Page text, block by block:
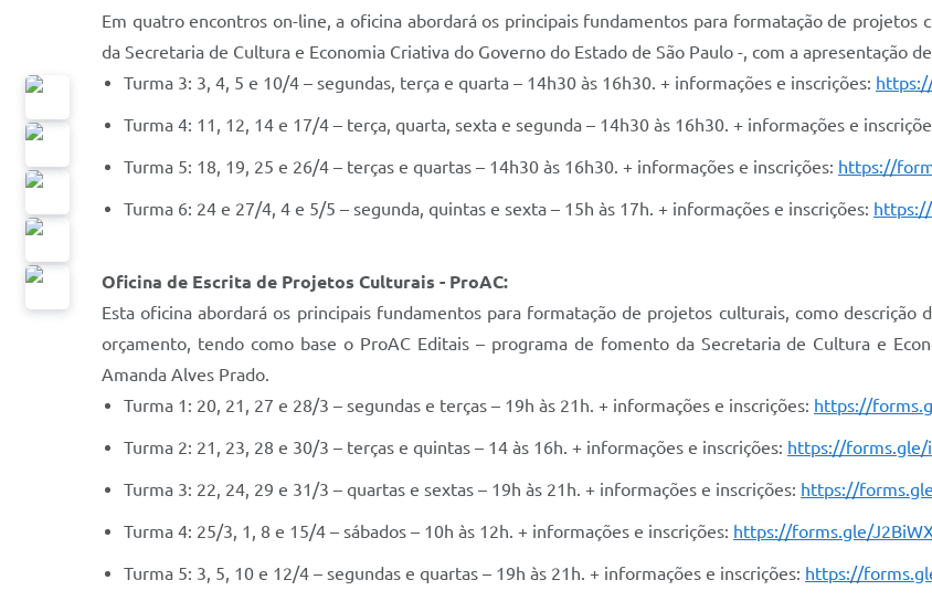
Em quatro encontros on-line, a oficina abordará os principais fundamentos para formatação de
da Secretaria de Cultura e Economia Criativa do Governo do Estado de São Paulo -, com a apresentação
Turma 3: 3, 4, 5 e 10/4 – segundas, terça e quarta – 14h30 às 16h30. + informações e inscrições:
Turma 4: 11, 12, 14 e 17/4 – terça, quarta, sexta e segunda – 14h30 às 16h30. + informações e
Turma 5: 18, 19, 25 e 26/4 – terças e quartas – 14h30 às 16h30. + informações e inscrições: https://
Turma 6: 24 e 27/4, 4 e 5/5 – segunda, quintas e sexta – 15h às 17h. + informações e inscrições:
Oficina de Escrita de Projetos Culturais - ProAC:
Esta oficina abordará os principais fundamentos para formatação de projetos culturais, como
orçamento, tendo como base o ProAC Editais – programa de fomento da Secretaria de Cultura e
Amanda Alves Prado.
Turma 1: 20, 21, 27 e 28/3 – segundas e terças – 19h às 21h. + informações e inscrições: https://
Turma 2: 21, 23, 28 e 30/3 – terças e quintas – 14 às 16h. + informações e inscrições: https://forms.gle/
Turma 3: 22, 24, 29 e 31/3 – quartas e sextas – 19h às 21h. + informações e inscrições: https://
Turma 4: 25/3, 1, 8 e 15/4 – sábados – 10h às 12h. + informações e inscrições: https://forms.gle/
Turma 5: 3, 5, 10 e 12/4 – segundas e quartas – 19h às 21h. + informações e inscrições: https://